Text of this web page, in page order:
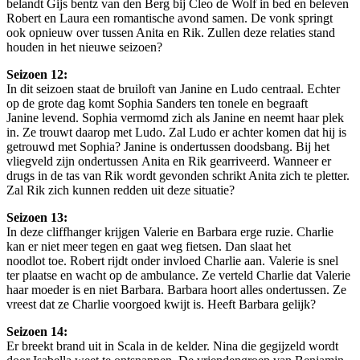
belandt Gijs bentz van den Berg bij Cleo de Wolf in bed en beleven
Robert en Laura een romantische avond samen. De vonk springt
ook opnieuw over tussen Anita en Rik. Zullen deze relaties stand
houden in het nieuwe seizoen?
Seizoen 12:
In dit seizoen staat de bruiloft van Janine en Ludo centraal. Echter
op de grote dag komt Sophia Sanders ten tonele en begraaft
Janine levend. Sophia vermomd zich als Janine en neemt haar plek
in. Ze trouwt daarop met Ludo. Zal Ludo er achter komen dat hij is
getrouwd met Sophia? Janine is ondertussen doodsbang. Bij het
vliegveld zijn ondertussen Anita en Rik gearriveerd. Wanneer er
drugs in de tas van Rik wordt gevonden schrikt Anita zich te pletter.
Zal Rik zich kunnen redden uit deze situatie?
Seizoen 13:
In deze cliffhanger krijgen Valerie en Barbara erge ruzie. Charlie
kan er niet meer tegen en gaat weg fietsen. Dan slaat het
noodlot toe. Robert rijdt onder invloed Charlie aan. Valerie is snel
ter plaatse en wacht op de ambulance. Ze verteld Charlie dat Valerie
haar moeder is en niet Barbara. Barbara hoort alles ondertussen. Ze
vreest dat ze Charlie voorgoed kwijt is. Heeft Barbara gelijk?
Seizoen 14:
Er breekt brand uit in Scala in de kelder. Nina die gegijzeld wordt